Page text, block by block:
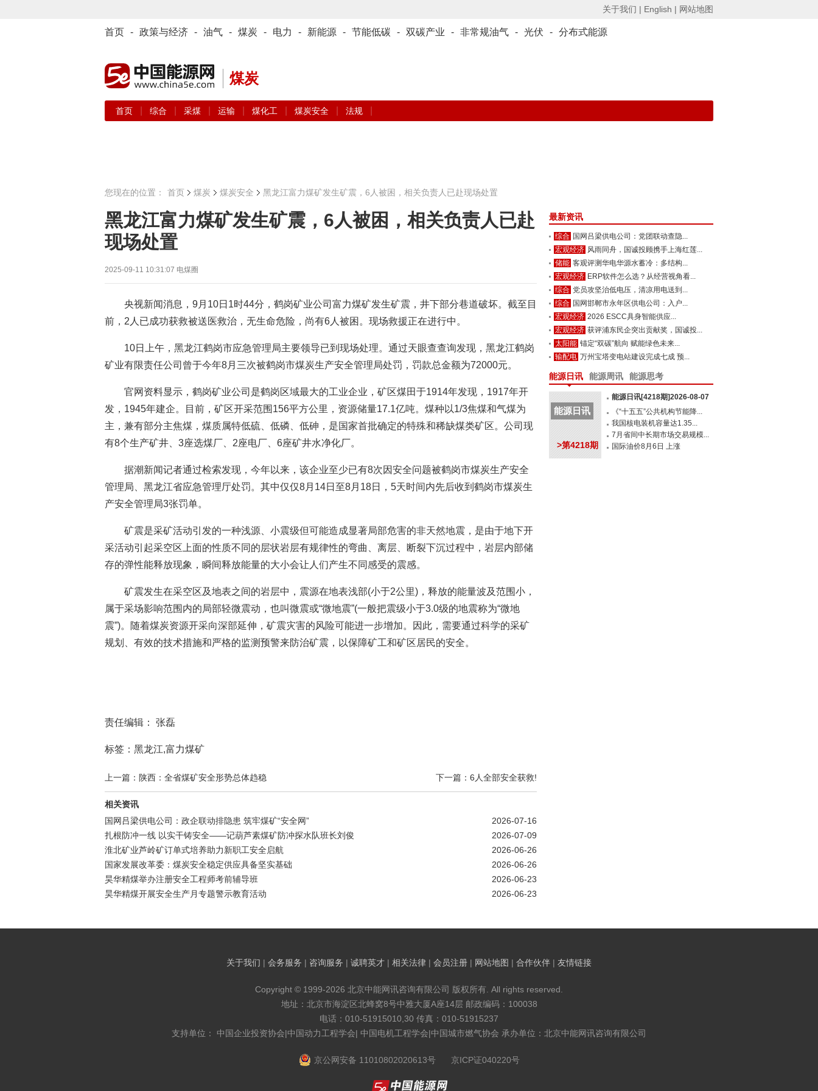
关于我们 | English | 网站地图
首页 - 政策与经济 - 油气 - 煤炭 - 电力 - 新能源 - 节能低碳 - 双碳产业 - 非常规油气 - 光伏 - 分布式能源
煤炭
首页 综合 采煤 运输 煤化工 煤炭安全 法规
您现在的位置： 首页 煤炭 煤炭安全 黑龙江富力煤矿发生矿震，6人被困，相关负责人已赴现场处置
黑龙江富力煤矿发生矿震，6人被困，相关负责人已赴
现场处置
2025-09-11 10:31:07 电煤圈
央视新闻消息，9月10日1时44分，鹤岗矿业公司富力煤矿发生矿震，井下部分巷道破坏。截至目
前，2人已成功获救被送医救治，无生命危险，尚有6人被困。现场救援正在进行中。
10日上午，黑龙江鹤岗市应急管理局主要领导已到现场处理。通过天眼查查询发现，黑龙江鹤岗
矿业有限责任公司曾于今年8月三次被鹤岗市煤炭生产安全管理局处罚，罚款总金额为72000元。
官网资料显示，鹤岗矿业公司是鹤岗区域最大的工业企业，矿区煤田于1914年发现，1917年开
发，1945年建企。目前，矿区开采范围156平方公里，资源储量17.1亿吨。煤种以1/3焦煤和气煤为
主，兼有部分主焦煤，煤质属特低硫、低磷、低砷，是国家首批确定的特殊和稀缺煤类矿区。公司现
有8个生产矿井、3座选煤厂、2座电厂、6座矿井水净化厂。
据潮新闻记者通过检索发现，今年以来，该企业至少已有8次因安全问题被鹤岗市煤炭生产安全
管理局、黑龙江省应急管理厅处罚。其中仅仅8月14日至8月18日，5天时间内先后收到鹤岗市煤炭生
产安全管理局3张罚单。
矿震是采矿活动引发的一种浅源、小震级但可能造成显著局部危害的非天然地震，是由于地下开
采活动引起采空区上面的性质不同的层状岩层有规律性的弯曲、离层、断裂下沉过程中，岩层内部储
存的弹性能释放现象，瞬间释放能量的大小会让人们产生不同感受的震感。
矿震发生在采空区及地表之间的岩层中，震源在地表浅部(小于2公里)，释放的能量波及范围小，
属于采场影响范围内的局部轻微震动，也叫微震或“微地震”(一般把震级小于3.0级的地震称为“微地
震”)。随着煤炭资源开采向深部延伸，矿震灾害的风险可能进一步增加。因此，需要通过科学的采矿
规划、有效的技术措施和严格的监测预警来防治矿震，以保障矿工和矿区居民的安全。
责任编辑： 张磊
标签：黑龙江,富力煤矿
上一篇：陕西：全省煤矿安全形势总体趋稳 下一篇：6人全部安全获救!
相关资讯
2026-07-16
国网吕梁供电公司：政企联动排隐患 筑牢煤矿“安全网”
2026-07-09
扎根防冲一线 以实干铸安全——记葫芦素煤矿防冲探水队班长刘俊
2026-06-26
淮北矿业芦岭矿订单式培养助力新职工安全启航
2026-06-26
国家发展改革委：煤炭安全稳定供应具备坚实基础
2026-06-23
昊华精煤举办注册安全工程师考前辅导班
2026-06-23
昊华精煤开展安全生产月专题警示教育活动
最新资讯
综合 国网吕梁供电公司：党团联动查隐...
宏观经济 风雨同舟，国诚投顾携手上海红莲...
储能 客观评测华电华源水蓄冷：多结构...
宏观经济 ERP软件怎么选？从经营视角看...
综合 党员攻坚治低电压，清凉用电送到...
综合 国网邯郸市永年区供电公司：入户...
宏观经济 2026 ESCC具身智能供应...
宏观经济 获评浦东民企突出贡献奖，国诚投...
太阳能 锚定“双碳”航向 赋能绿色未来...
输配电 万州宝塔变电站建设完成七成 预...
能源日讯 能源周讯 能源思考
能源日讯
>第4218期
能源日讯[4218期]2026-08-07
《“十五五”公共机构节能降...
我国核电装机容量达1.35...
7月省间中长期市场交易规模...
国际油价8月6日 上涨
关于我们 | 会务服务 | 咨询服务 | 诚聘英才 | 相关法律 | 会员注册 | 网站地图 | 合作伙伴 | 友情链接
Copyright © 1999-2026 北京中能网讯咨询有限公司 版权所有. All rights reserved.
地址：北京市海淀区北蜂窝8号中雅大厦A座14层 邮政编码：100038
电话：010-51915010,30 传真：010-51915237
支持单位： 中国企业投资协会|中国动力工程学会| 中国电机工程学会|中国城市燃气协会 承办单位：北京中能网讯咨询有限公司
京公网安备 11010802020613号 京ICP证040220号